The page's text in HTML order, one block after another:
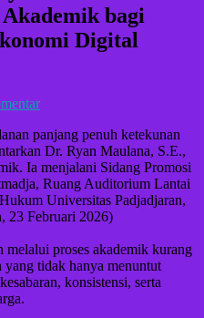
bagi
Digital
panjang penuh ketekunan
Dr. Ryan Maulana, S.E.,
Ia menjalani Sidang Promosi
Ruang Auditorium Lantai
Universitas Padjadjaran,
23 Februari 2026)
melalui proses akademik kurang
yang tidak hanya menuntut
konsistensi, serta